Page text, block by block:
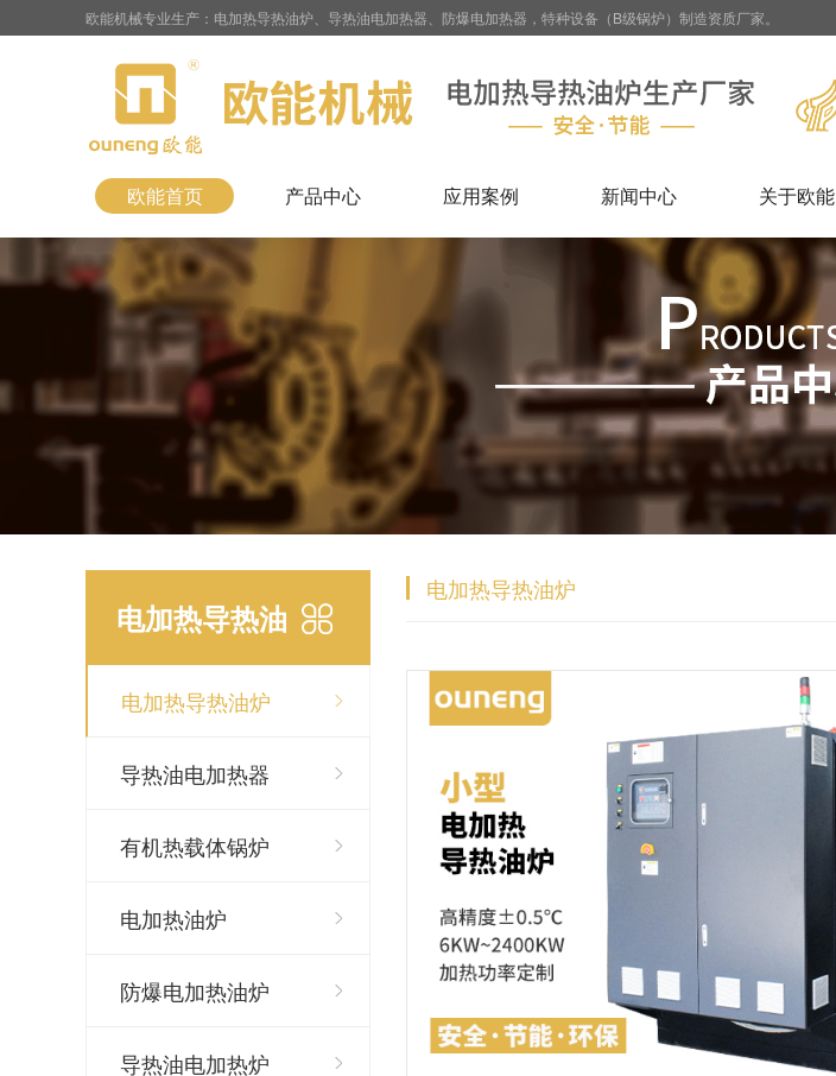
欧能机械专业生产：电加热导热油炉、导热油电加热器、防爆电加热器，特种设备（B级锅炉）制造资质厂家。
欧能首页 产品中心 应用案例 新闻中心 关于欧能
电加热导热油
炉
电加热导热油炉
导热油电加热器
有机热载体锅炉
电加热油炉
防爆电加热油炉
导热油电加热炉
电加热导热油炉